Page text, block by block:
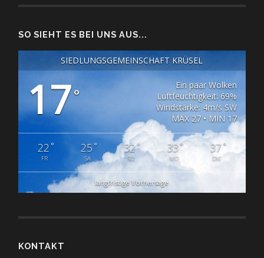
SO SIEHT ES BEI UNS AUS...
SIEDLUNGSGEMEINSCHAFT KRÜSEL
17°
Ein paar Wolken
Luftfeuchtigkeit: 69%
Windstärke: 4m/s SW
MAX 27 • MIN 17
22 °
FR
25°
SA
32°
SO
33°
MO
37°
DIE
langfristige Vorhersage
KONTAKT